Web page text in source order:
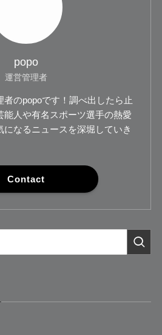
popo
運営管理者
のpopoです！調べ出したら止
能人や有名スポーツ選手の熱愛
になるニュースを深堀していき
Contact